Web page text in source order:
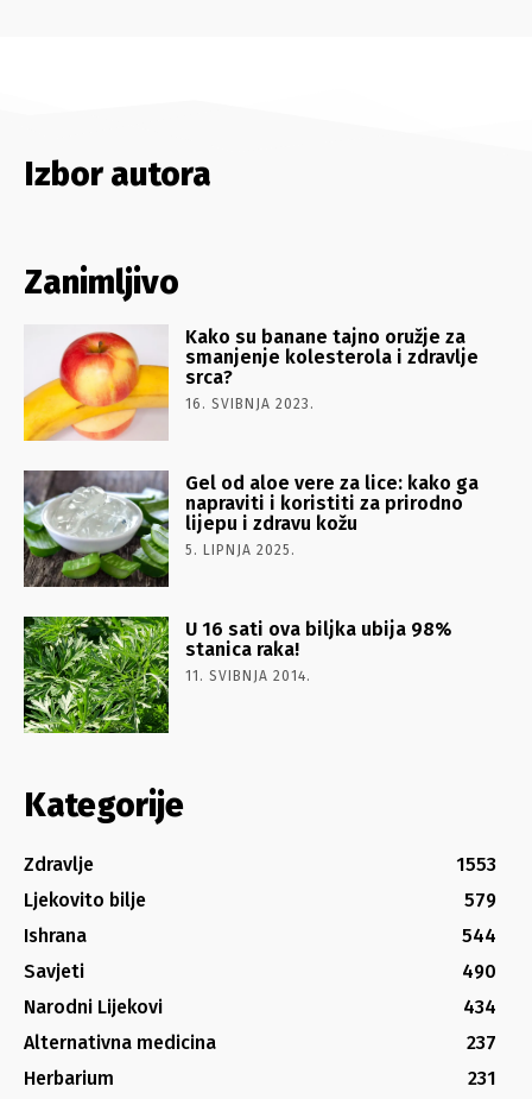
Izbor autora
Zanimljivo
Kako su banane tajno oružje za
smanjenje kolesterola i zdravlje
srca?
16. SVIBNJA 2023.
Gel od aloe vere za lice: kako ga
napraviti i koristiti za prirodno
lijepu i zdravu kožu
5. LIPNJA 2025.
U 16 sati ova biljka ubija 98%
stanica raka!
11. SVIBNJA 2014.
Kategorije
Zdravlje
1553
Ljekovito bilje
579
Ishrana
544
Savjeti
490
Narodni Lijekovi
434
Alternativna medicina
237
Herbarium
231